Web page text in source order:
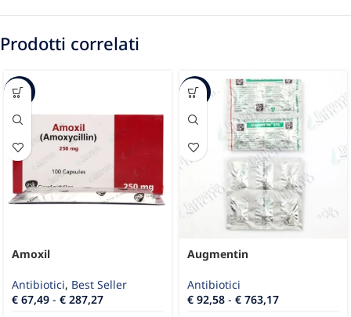
Prodotti correlati
-88%
Amoxil
Antibiotici, Best Seller
€ 67,49 - € 287,27
-48%
Augmentin
Antibiotici
€ 92,58 - € 763,17